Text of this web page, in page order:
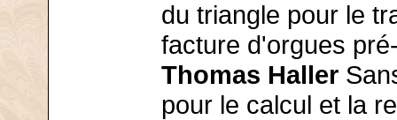
du triangle pour le
facture d'orgues
Thomas Haller
pour le calcul et la